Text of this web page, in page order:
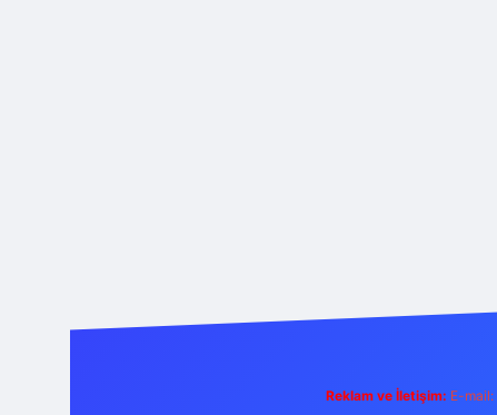
Reklam ve İletişim: E-mail: